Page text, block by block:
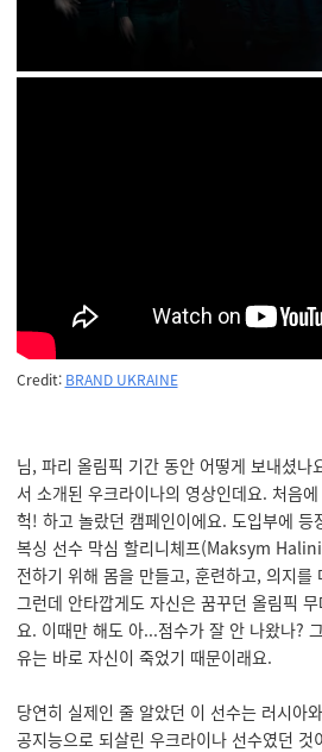
Credit: BRAND UKRAINE
님, 파리 올림픽 기간 동안 어떻게 보내셨나
서 소개된 우크라이나의 영상인데요. 처음
헉! 하고 놀랐던 캠페인이에요. 도입부에 등
복싱 선수 막심 할리니체프(Maksym
전하기 위해 몸을 만들고, 훈련하고, 의지를
그런데 안타깝게도 자신은 꿈꾸던 올림픽
요. 이때만 해도 아...점수가 잘 안 나왔나?
유는 바로 자신이 죽었기 때문이래요.
당연히 실제인 줄 알았던 이 선수는 러시아
공지능으로 되살린 우크라이나 선수였던